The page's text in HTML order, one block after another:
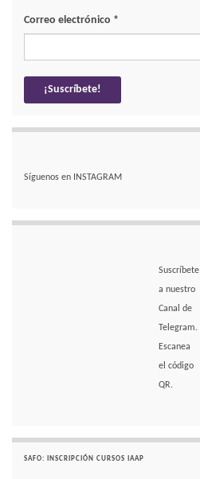
Correo electrónico *
Síguenos en INSTAGRAM
Suscríbete
a nuestro
Canal de
Telegram.
Escanea
el código
QR.
SAFO: INSCRIPCIÓN CURSOS IAAP